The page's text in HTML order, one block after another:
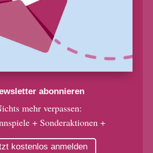
abonnieren
mehr verpassen:
+ Sonderaktionen +
kostenlos anmelden